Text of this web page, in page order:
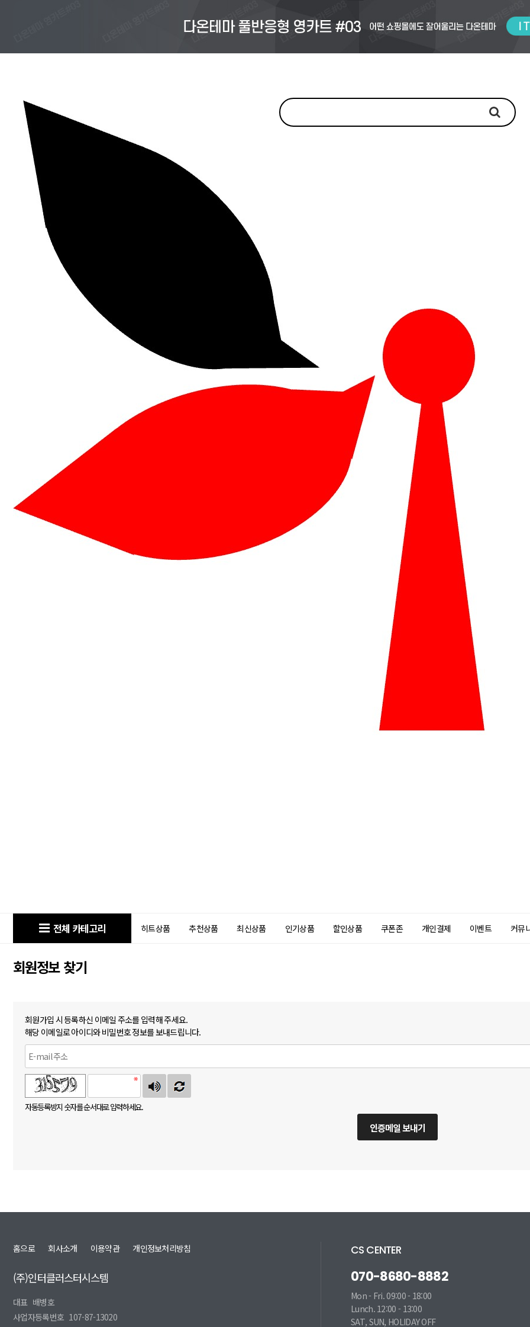
전체 카테고리 히트상품 추천상품 최신상품 인기상품 할인상품 쿠폰존 개인결제 이벤트 커뮤
회원정보 찾기
회원가입 시 등록하신 이메일 주소를 입력해 주세요.
해당 이메일로 아이디와 비밀번호 정보를 보내드립니다.
자동등록방지 숫자를 순서대로 입력하세요.
인증메일 보내기
CS CENTER
070-8680-8882
Mon - Fri. 09:00 - 18:00
Lunch. 12:00 - 13:00
SAT, SUN, HOLIDAY OFF
홈으로 회사소개 이용약관 개인정보처리방침
(주)인터클러스터시스템
대표 배병호
사업자등록번호 107-87-13020